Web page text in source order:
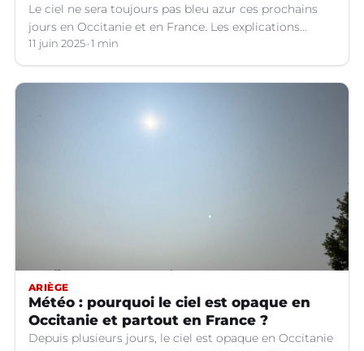
Le ciel ne sera toujours pas bleu azur ces prochains
jours en Occitanie et en France. Les explications
météo.
11 juin 2025 1 min
ARIÈGE
Météo : pourquoi le ciel est opaque en
Occitanie et partout en France ?
Depuis plusieurs jours, le ciel est opaque en Occitanie